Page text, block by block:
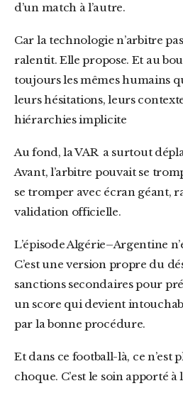
d’un match à l’autre.
Car la technologie n’arbitre pas. Elle enregistre. Elle
ralentit. Elle propose. Et au
toujours les mêmes humains
leurs hésitations, leurs
hiérarchies implicite
Au fond, la VAR a surtout déplacé le lieu du soupçon.
Avant, l’arbitre pouvait se
se tromper avec écran géant,
validation officielle.
L’épisode Algérie–Argentine n’est pas une anomalie.
C’est une version propre du
sanctions secondaires pour
un score qui devient
par la bonne procédure.
Et dans ce football-là, ce n’est plus l’erreur qui
choque. C’est le soin apporté